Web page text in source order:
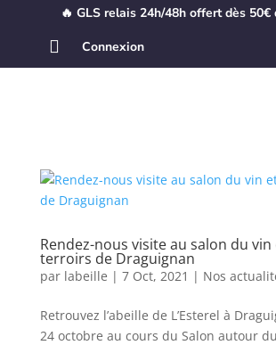
🔥 GLS relais 24h/48h offert dès 50€
 Connexion
Rendez-nous visite au salon du vin
terroirs de Draguignan
par labeille | 7 Oct, 2021 | Nos
Retrouvez l’abeille de L’Esterel à
24 octobre au cours du Salon autour